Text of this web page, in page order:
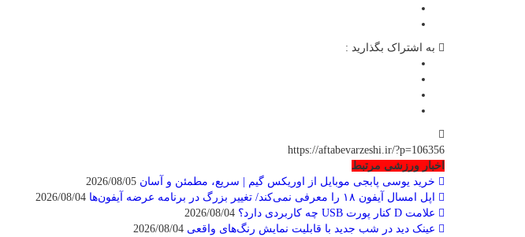
به اشتراک بگذارید :
https://aftabevarzeshi.ir/?p=106356
اخبار ورزشی مرتبط
خرید یوسی پابجی موبایل از اوریکس گیم | سریع، مطمئن و آسان
اپل امسال آیفون ۱۸ را معرفی نمی‌کند/ تغییر بزرگ در برنامه عرضه آیفون‌ها
علامت D کنار پورت USB چه کاربردی دارد؟
عینک دید در شب جدید با قابلیت نمایش رنگ‌های واقعی